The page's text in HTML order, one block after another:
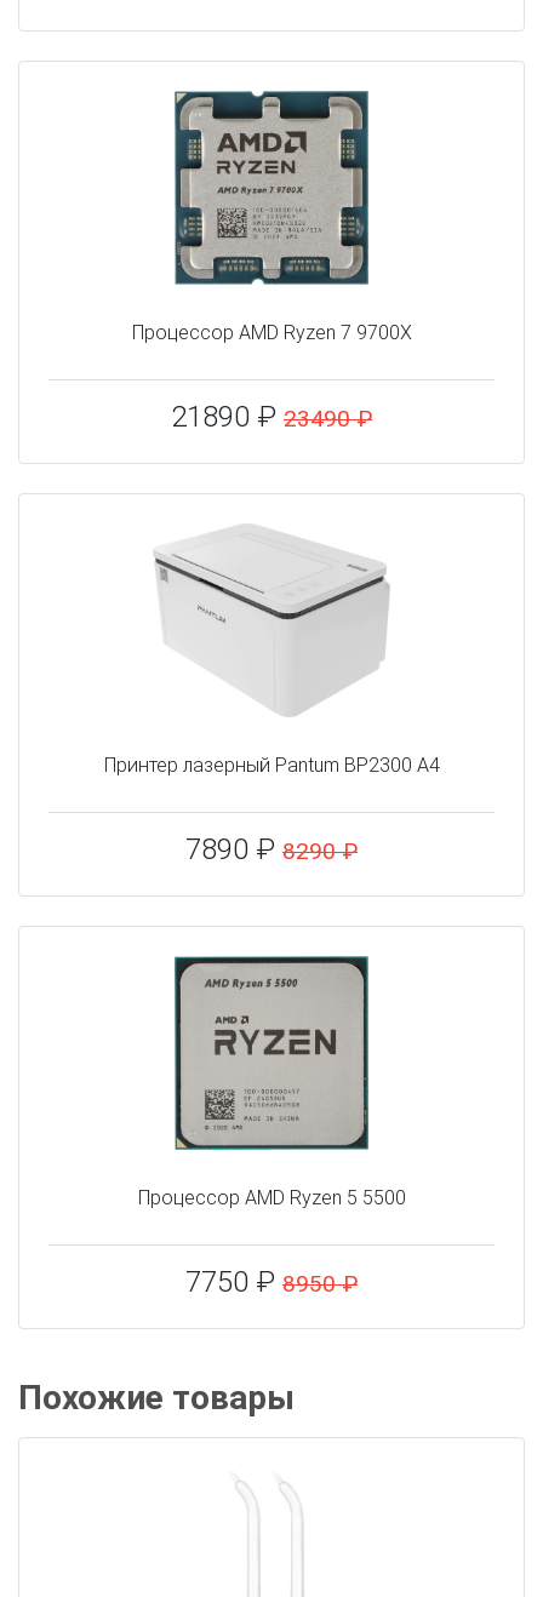
Процессор AMD Ryzen 7 9700X
21890 ₽ 23490 ₽
Принтер лазерный Pantum BP2300 A4
7890 ₽ 8290 ₽
Процессор AMD Ryzen 5 5500
7750 ₽ 8950 ₽
Похожие товары